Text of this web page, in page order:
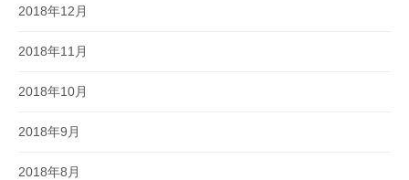
2018年12月
2018年11月
2018年10月
2018年9月
2018年8月